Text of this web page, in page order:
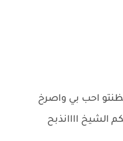
احب بي واصرخ
الشيخ اااانذبح